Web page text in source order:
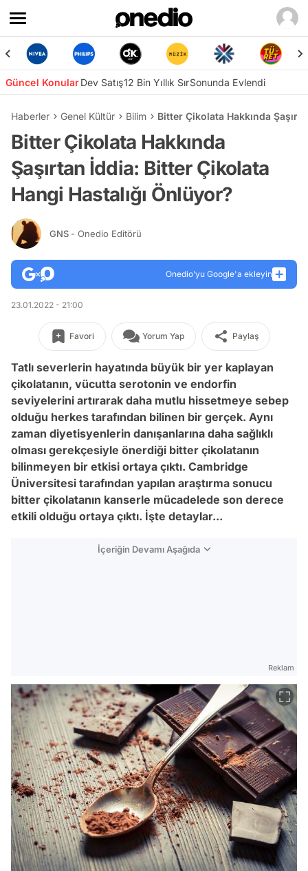
Güncel KonularDev Satış12 Bin Yıllık SırSonunda Evlendi
Haberler Genel Kültür Bilim Bitter Çikolata Hakkında
Bitter Çikolata Hakkında
Şaşırtan İddia: Bitter Çikolata
Hangi Hastalığı Önlüyor?
GNS - Onedio Editörü
Onedio’yu Google'a ekleyin
23.01.2022 - 21:00
Favori Yorum Yap Paylaş
Tatlı severlerin hayatında büyük bir yer kaplayan
çikolatanın, vücutta serotonin ve endorfin
seviyelerini artırarak daha mutlu hissetmeye sebep
olduğu herkes tarafından bilinen bir gerçek. Aynı
zaman diyetisyenlerin danışanlarına daha sağlıklı
olması gerekçesiyle önerdiği bitter çikolatanın
bilinmeyen bir etkisi ortaya çıktı. Cambridge
Üniversitesi tarafından yapılan araştırma sonucu
bitter çikolatanın kanserle mücadelede son derece
etkili olduğu ortaya çıktı. İşte detaylar...
İçeriğin Devamı Aşağıda
Reklam